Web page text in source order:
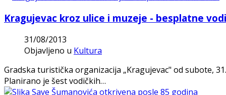
Kragujevac kroz ulice i muzeje - besplatne
31/08/2013
Objavljeno u Kultura
Gradska turistička organizacija „Kragujevac" od subote,
Planirano je šest vodičkih…